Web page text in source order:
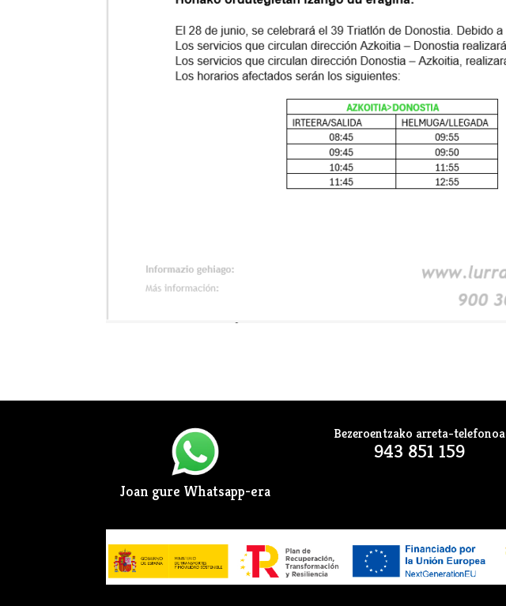
Joan gure Whatsapp-era
Bezeroentzako arreta-telefonoa
943 851 159